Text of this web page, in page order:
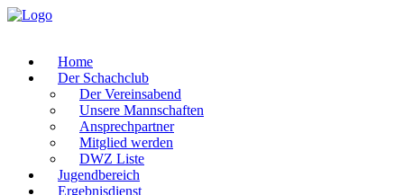
Home
Der Schachclub
Der Vereinsabend
Unsere Mannschaften
Ansprechpartner
Mitglied werden
DWZ Liste
Jugendbereich
Ergebnisdienst